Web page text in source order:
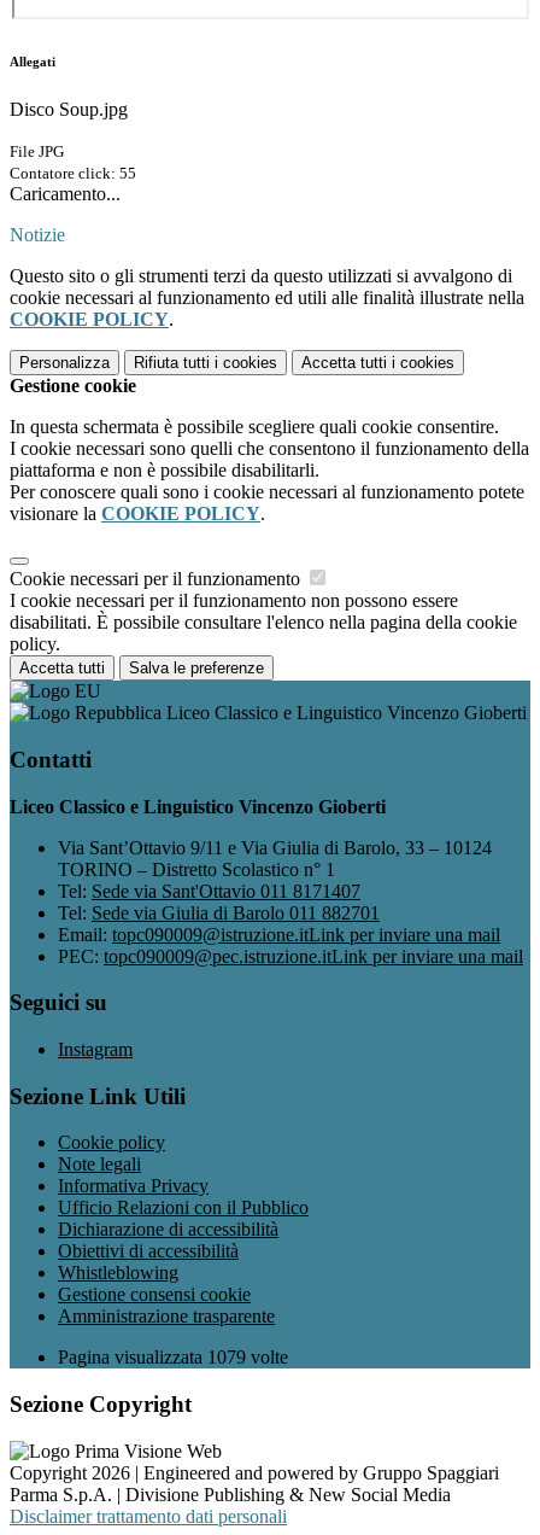
Allegati
Disco Soup.jpg
File JPG
Contatore click: 55
Caricamento...
Notizie
Questo sito o gli strumenti terzi da questo utilizzati si avvalgono di
cookie necessari al funzionamento ed utili alle finalità illustrate nella
COOKIE POLICY.
Personalizza Rifiuta tutti i cookies Accetta tutti i cookies
Gestione cookie
In questa schermata è possibile scegliere quali cookie consentire.
I cookie necessari sono quelli che consentono il funzionamento della
piattaforma e non è possibile disabilitarli.
Per conoscere quali sono i cookie necessari al funzionamento potete
visionare la COOKIE POLICY.
Cookie necessari per il funzionamento
I cookie necessari per il funzionamento non possono essere
disabilitati. È possibile consultare l'elenco nella pagina della cookie
policy.
Accetta tutti Salva le preferenze
Liceo Classico e Linguistico Vincenzo Gioberti
Contatti
Liceo Classico e Linguistico Vincenzo Gioberti
Via Sant’Ottavio 9/11 e Via Giulia di Barolo, 33 – 10124
TORINO – Distretto Scolastico n° 1
Tel: Sede via Sant'Ottavio 011 8171407
Tel: Sede via Giulia di Barolo 011 882701
Email: topc090009@istruzione.itLink per inviare una mail
PEC: topc090009@pec.istruzione.itLink per inviare una mail
Seguici su
Instagram
Sezione Link Utili
Cookie policy
Note legali
Informativa Privacy
Ufficio Relazioni con il Pubblico
Dichiarazione di accessibilità
Obiettivi di accessibilità
Whistleblowing
Gestione consensi cookie
Amministrazione trasparente
Pagina visualizzata 1079 volte
Sezione Copyright
Copyright 2026 | Engineered and powered by Gruppo Spaggiari
Parma S.p.A. | Divisione Publishing & New Social Media
Disclaimer trattamento dati personali